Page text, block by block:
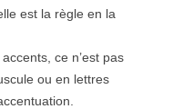
est la règle en la
ce n’est pas
ou en lettres